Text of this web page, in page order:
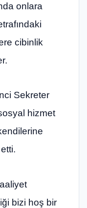
onlara
cibinlik
Sekreter
hizmet
bizi hoş bir